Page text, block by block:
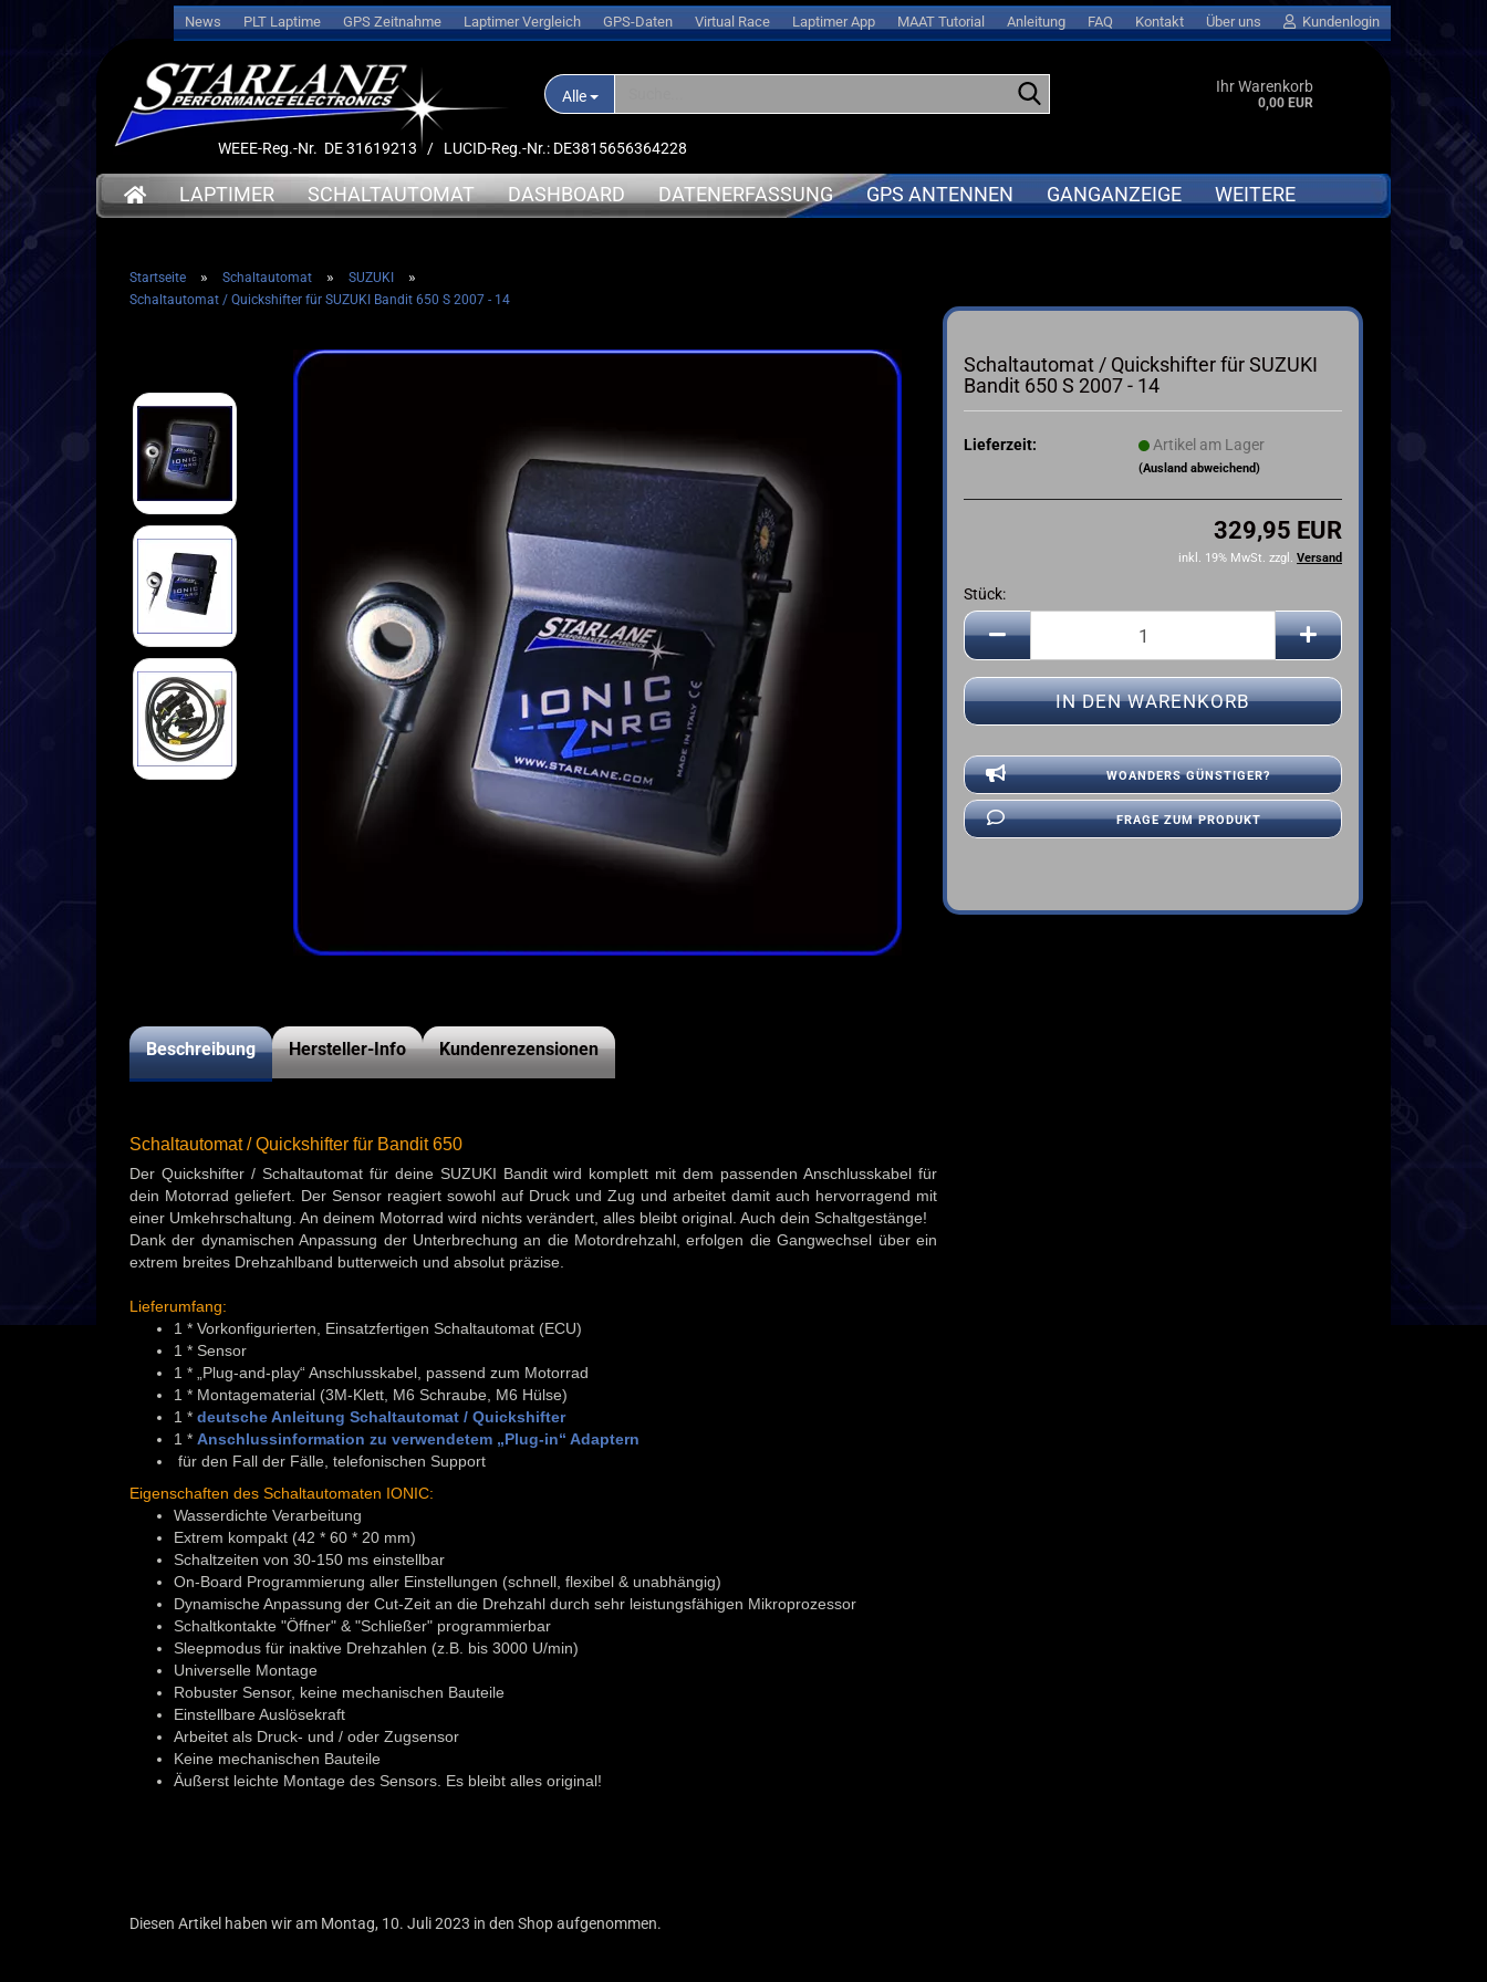
News PLT Laptime GPS Zeitnahme Laptimer Vergleich GPS-Daten Virtual Race Laptimer App MAAT Tutorial Anleitung FAQ Kontakt Über uns Kundenlogin
Alle
WEEE-Reg.-Nr. DE 31619213 / LUCID-Reg.-Nr.: DE3815656364228
Ihr Warenkorb
0,00 EUR
LAPTIMER
➤ Kabel
➤ Akkus
➤ Service
➤ Deutsche Anleitung
➤ Datenlogger
➤ Sensoren
➤ Deutsche Anleitung
➤ Akkus
➤ Service
➤ Deutsche Anleitung
➤ Datenlogger
➤ Halterungen
➤ Sensoren
➤ Kabel
➤ Service
SCHALTAUTOMAT DASHBOARD DATENERFASSUNG
DUCATI
SUZUKI
BMW
KAWASAKI
YAMAHA
HONDA
KTM
SUZUKI
YAMAHA
GPS ANTENNEN GANGANZEIGE WEITERE
GPS LAPTIMER für MOTORRAD &
MOTORRAD QUICKSHIFTER
Startseite » Schaltautomat » SUZUKI »
Schaltautomat / Quickshifter für SUZUKI Bandit 650 S 2007 - 14
Schaltautomat / Quickshifter für SUZUKI
Bandit 650 S 2007 - 14
Lieferzeit: Artikel am Lager
(Ausland abweichend)
329,95 EUR
inkl. 19% MwSt. zzgl. Versand
Stück:
Stück
WOANDERS GÜNSTIGER?
FRAGE ZUM PRODUKT
Beschreibung Hersteller-Info Kundenrezensionen
Schaltautomat / Quickshifter für Bandit 650
Der Quickshifter / Schaltautomat für deine SUZUKI Bandit wird komplett mit dem passenden Anschlusskabel für
dein Motorrad geliefert. Der Sensor reagiert sowohl auf Druck und Zug und arbeitet damit auch hervorragend mit
einer Umkehrschaltung. An deinem Motorrad wird nichts verändert, alles bleibt original. Auch dein Schaltgestänge!
Dank der dynamischen Anpassung der Unterbrechung an die Motordrehzahl, erfolgen die Gangwechsel über ein
extrem breites Drehzahlband butterweich und absolut präzise.
Lieferumfang:
1 * Vorkonfigurierten, Einsatzfertigen Schaltautomat (ECU)
1 * Sensor
1 * „Plug-and-play“ Anschlusskabel, passend zum Motorrad
1 * Montagematerial (3M-Klett, M6 Schraube, M6 Hülse)
1 * deutsche Anleitung Schaltautomat / Quickshifter
1 * Anschlussinformation zu verwendetem „Plug-in“ Adaptern
für den Fall der Fälle, telefonischen Support
Eigenschaften des Schaltautomaten IONIC:
Wasserdichte Verarbeitung
Extrem kompakt (42 * 60 * 20 mm)
Schaltzeiten von 30-150 ms einstellbar
On-Board Programmierung aller Einstellungen (schnell, flexibel & unabhängig)
Dynamische Anpassung der Cut-Zeit an die Drehzahl durch sehr leistungsfähigen Mikroprozessor
Schaltkontakte "Öffner" & "Schließer" programmierbar
Sleepmodus für inaktive Drehzahlen (z.B. bis 3000 U/min)
Universelle Montage
Robuster Sensor, keine mechanischen Bauteile
Einstellbare Auslösekraft
Arbeitet als Druck- und / oder Zugsensor
Keine mechanischen Bauteile
Äußerst leichte Montage des Sensors. Es bleibt alles original!
Diesen Artikel haben wir am Montag, 10. Juli 2023 in den Shop aufgenommen.